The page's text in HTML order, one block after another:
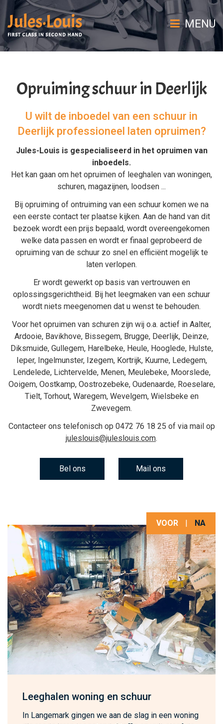
MENU
Opruiming schuur in Deerlijk
U wilt de inboedel van een schuur in
Deerlijk professioneel laten opruimen?
Jules-Louis is gespecialiseerd in het opruimen van
inboedels.
Het kan gaan om het opruimen of leeghalen van woningen,
schuren, magazijnen, loodsen ...
Bij opruiming of ontruiming van een schuur komen we na
een eerste contact ter plaatse kijken. Aan de hand van dit
bezoek wordt een prijs bepaald, wordt overeengekomen
welke data passen en wordt er finaal geprobeerd de
opruiming van de schuur zo snel en efficiënt mogelijk te
laten verlopen.
Er wordt gewerkt op basis van vertrouwen en
oplossingsgerichtheid. Bij het leegmaken van een schuur
wordt niets meegenomen dat u wenst te behouden.
Voor het opruimen van schuren zijn wij o.a. actief in Aalter,
Ardooie, Bavikhove, Bissegem, Brugge, Deerlijk, Deinze,
Diksmuide, Gullegem, Harelbeke, Heule, Hooglede, Hulste,
Ieper, Ingelmunster, Izegem, Kortrijk, Kuurne, Ledegem,
Lendelede, Lichtervelde, Menen, Meulebeke, Moorslede,
Ooigem, Oostkamp, Oostrozebeke, Oudenaarde, Roeselare,
Tielt, Torhout, Waregem, Wevelgem, Wielsbeke en
Zwevegem.
Contacteer ons telefonisch op 0472 76 18 25 of via mail op
juleslouis@juleslouis.com.
Bel ons Mail ons
VOOR | NA
Leeghalen woning en schuur
In Langemark gingen we aan de slag in een woning